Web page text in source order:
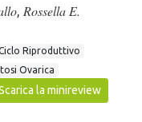
, Rossella E.
Riproduttivo
Ovarica
la minireview